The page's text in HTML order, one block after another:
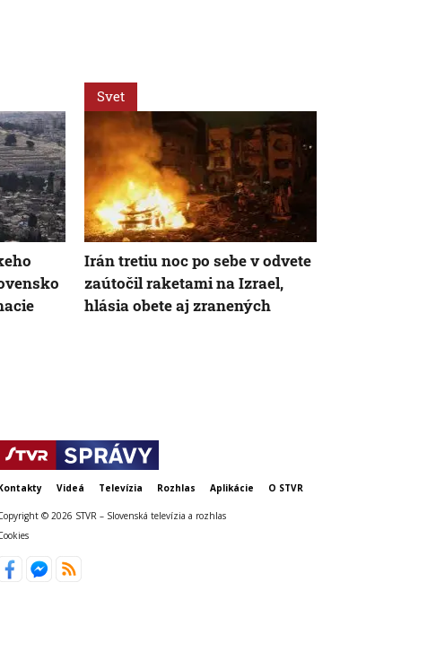
Svet
Irán tretiu noc po sebe v odvete
zaútočil raketami na Izrael,
hlásia obete aj zranených
Videá Televízia Rozhlas Aplikácie O STVR
© 2026 STVR – Slovenská televízia a rozhlas